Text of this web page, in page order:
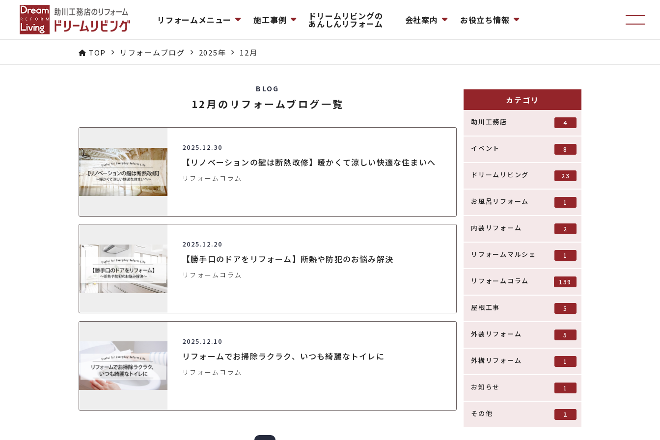
リフォームメニュー 施工事例 ドリームリビングの
あんしんリフォーム 会社案内 お役立ち情報
TOP リフォームブログ 2025年 12月
BLOG
12月のリフォームブログ一覧
2025.12.30
【リノベーションの鍵は断熱改修】暖かくて涼しい快適な住まいへ
リフォームコラム
2025.12.20
【勝手口のドアをリフォーム】断熱や防犯のお悩み解決
リフォームコラム
2025.12.10
リフォームでお掃除ラクラク、いつも綺麗なトイレに
リフォームコラム
カテゴリ
助川工務店 4
イベント 8
ドリームリビング 23
お風呂リフォーム 1
内装リフォーム 2
リフォームマルシェ 1
リフォームコラム 139
屋根工事 5
外装リフォーム 5
外構リフォーム 1
お知らせ 1
その他 2